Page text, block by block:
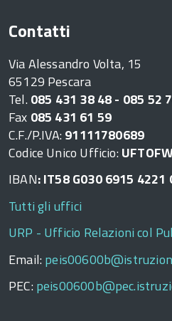
Contatti
Via Alessandro Volta, 15
65129 Pescara
Tel. 085 431 38 48 - 085 52
Fax 085 431 61 59
C.F./P.IVA: 91111780689
Codice Unico Ufficio:
IBAN: IT58 G030 6915
Tutti gli uffici
URP - Ufficio Relazioni col
Email:
PEC: